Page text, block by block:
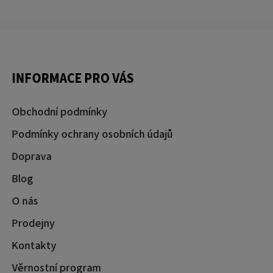
INFORMACE PRO VÁS
Obchodní podmínky
Podmínky ochrany osobních údajů
Doprava
Blog
O nás
Prodejny
Kontakty
Věrnostní program